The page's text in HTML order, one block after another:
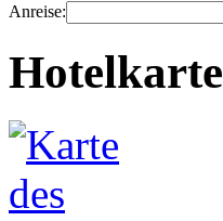
Anreise:
Hotelkarte